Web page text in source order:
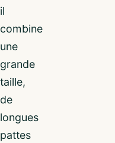
il
combine
une
grande
taille,
de
longues
pattes